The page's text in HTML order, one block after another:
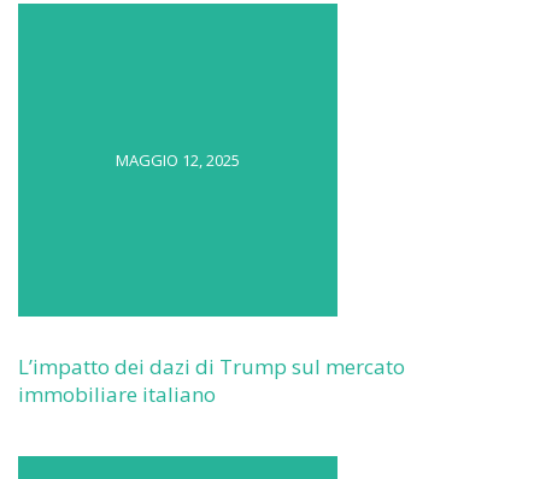
MAGGIO 12, 2025
L’impatto dei dazi di Trump sul mercato
immobiliare italiano